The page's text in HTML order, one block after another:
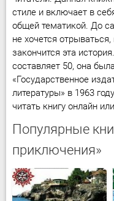
стиле и включает в
общей тематикой. До
не хочется
закончится эта
составляет 50, она
«Государственное
литературы» в 1963
читать книгу онлайн
Популярные
приключения»